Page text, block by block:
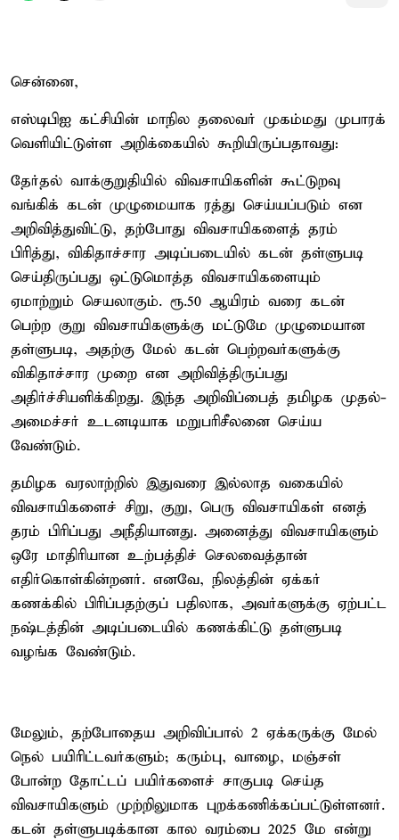
சென்னை,
எஸ்டிபிஐ கட்சியின் மாநில தலைவர் முகம்மது முபாரக்
வெளியிட்டுள்ள அறிக்கையில் கூறியிருப்பதாவது:
தேர்தல் வாக்குறுதியில் விவசாயிகளின் கூட்டுறவு
வங்கிக் கடன் முழுமையாக ரத்து செய்யப்படும் என
அறிவித்துவிட்டு, தற்போது விவசாயிகளைத் தரம்
பிரித்து, விகிதாச்சார அடிப்படையில் கடன் தள்ளுபடி
செய்திருப்பது ஒட்டுமொத்த விவசாயிகளையும்
ஏமாற்றும் செயலாகும். ரூ.50 ஆயிரம் வரை கடன்
பெற்ற குறு விவசாயிகளுக்கு மட்டுமே முழுமையான
தள்ளுபடி, அதற்கு மேல் கடன் பெற்றவர்களுக்கு
விகிதாச்சார முறை என அறிவித்திருப்பது
அதிர்ச்சியளிக்கிறது. இந்த அறிவிப்பைத் தமிழக முதல்-
அமைச்சர் உடனடியாக மறுபரிசீலனை செய்ய
வேண்டும்.
தமிழக வரலாற்றில் இதுவரை இல்லாத வகையில்
விவசாயிகளைச் சிறு, குறு, பெரு விவசாயிகள் எனத்
தரம் பிரிப்பது அநீதியானது. அனைத்து விவசாயிகளும்
ஒரே மாதிரியான உற்பத்திச் செலவைத்தான்
எதிர்கொள்கின்றனர். எனவே, நிலத்தின் ஏக்கர்
கணக்கில் பிரிப்பதற்குப் பதிலாக, அவர்களுக்கு ஏற்பட்ட
நஷ்டத்தின் அடிப்படையில் கணக்கிட்டு தள்ளுபடி
வழங்க வேண்டும்.
மேலும், தற்போதைய அறிவிப்பால் 2 ஏக்கருக்கு மேல்
நெல் பயிரிட்டவர்களும்; கரும்பு, வாழை, மஞ்சள்
போன்ற தோட்டப் பயிர்களைச் சாகுபடி செய்த
விவசாயிகளும் முற்றிலுமாக புறக்கணிக்கப்பட்டுள்ளனர்.
கடன் தள்ளுபடிக்கான கால வரம்பை 2025 மே என்று